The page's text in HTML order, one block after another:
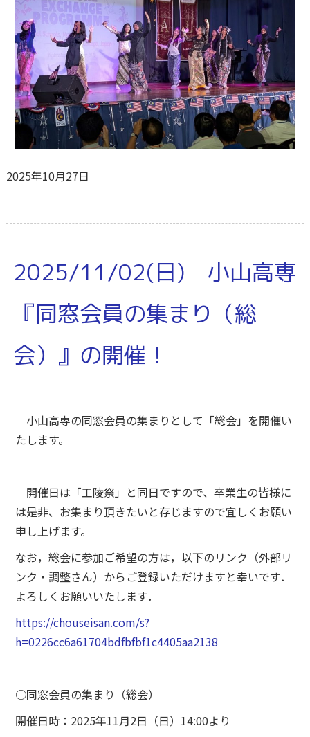
2025年10月27日
2025/11/02(日) 小山高専
『同窓会員の集まり（総
会）』の開催！
小山高専の同窓会員の集まりとして「総会」を開催い
たします。
開催日は「工陵祭」と同日ですので、卒業生の皆様に
は是非、お集まり頂きたいと存じますので宜しくお願い
申し上げます。
なお，総会に参加ご希望の方は，以下のリンク（外部リ
ンク・調整さん）からご登録いただけますと幸いです．
よろしくお願いいたします．
https://chouseisan.com/s?
h=0226cc6a61704bdfbfbf1c4405aa2138
○同窓会員の集まり（総会）
開催日時：2025年11月2日（日）14:00より